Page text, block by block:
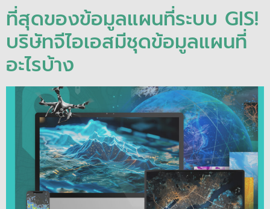
ที่สุดของข้อมูลแผนที่ระบบ GIS!
บริษัทจีไอเอสมีชุดข้อมูลแผนที่
อะไรบ้าง